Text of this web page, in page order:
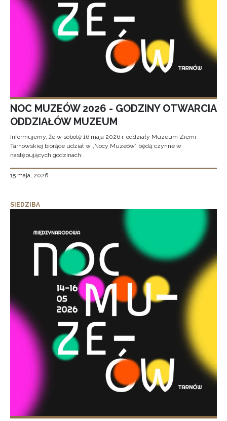
NOC MUZEÓW 2026 - GODZINY OTWARCIA
ODDZIAŁÓW MUZEUM
Informujemy, że w sobotę 16 maja 2026 r. oddziały Muzeum Ziemi
Tarnowskiej biorące udział w „Nocy Muzeów” będą czynne w
następujących godzinach:
15 maja, 2026
SIEDZIBA